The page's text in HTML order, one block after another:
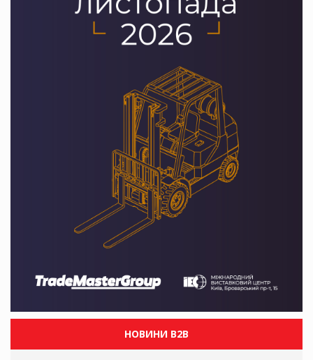
НОВИНИ B2B